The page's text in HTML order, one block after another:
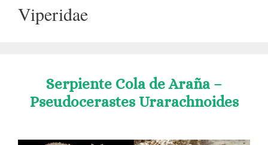
Viperidae
Serpiente Cola de Araña –
Pseudocerastes Urarachnoides